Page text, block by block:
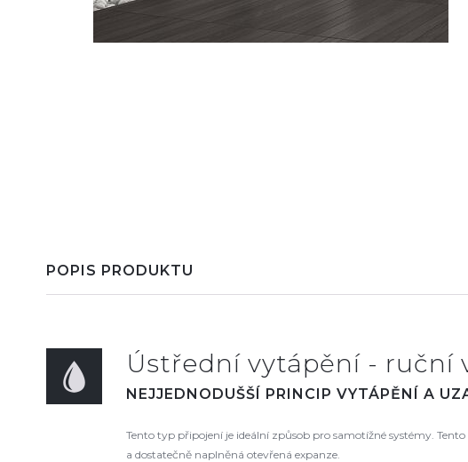
POPIS PRODUKTU
Ústřední vytápění - ruční
NEJJEDNODUŠŠÍ PRINCIP VYTÁPĚNÍ A
Tento typ připojení je ideální způsob pro samotížné systémy.
a dostatečně naplněná otevřená expanze.